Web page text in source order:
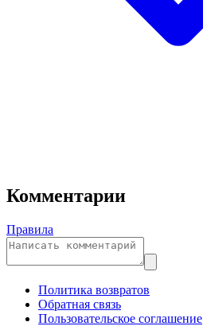
Комментарии
Правила
Политика возвратов
Обратная связь
Пользовательское соглашение